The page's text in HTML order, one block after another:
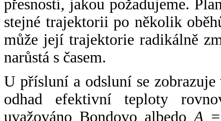
přesnosti, jakou požadujeme.
stejné trajektorii po několik
může její trajektorie radikálně
narůstá s časem.
U přísluní a odsluní se
odhad efektivní teploty
uvažováno Bondovo albedoA